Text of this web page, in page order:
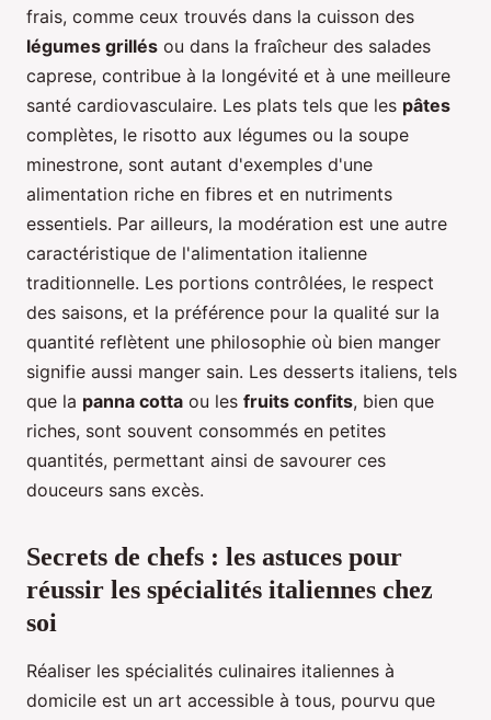
frais, comme ceux trouvés dans la cuisson des
légumes grillés ou dans la fraîcheur des salades
caprese, contribue à la longévité et à une meilleure
santé cardiovasculaire. Les plats tels que les pâtes
complètes, le risotto aux légumes ou la soupe
minestrone, sont autant d'exemples d'une
alimentation riche en fibres et en nutriments
essentiels. Par ailleurs, la modération est une autre
caractéristique de l'alimentation italienne
traditionnelle. Les portions contrôlées, le respect
des saisons, et la préférence pour la qualité sur la
quantité reflètent une philosophie où bien manger
signifie aussi manger sain. Les desserts italiens, tels
que la panna cotta ou les fruits confits, bien que
riches, sont souvent consommés en petites
quantités, permettant ainsi de savourer ces
douceurs sans excès.
Secrets de chefs : les astuces pour
réussir les spécialités italiennes chez
soi
Réaliser les spécialités culinaires italiennes à
domicile est un art accessible à tous, pourvu que